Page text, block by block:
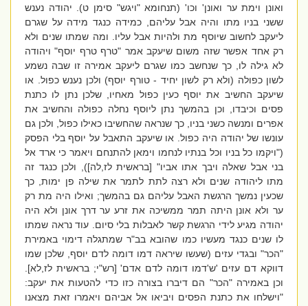
ואונן וימת ער ואונן' וכו' (תנחומא "ויגש" סימן ט). יהודה נענש
ששני בניו מתו והיה אבל עליהם, כמידה כנגד מידה על שגרם
ליעקב לחשוב שיוסף מת ולהיות אבל עליו. ומה שמתו שנים ולא
רק אחד אפשר שזה משום שיעקב אמר "טרף טרף יוסף" ויהודה
לא גילה לו, כך שנחשב כמו שגרם ליעקב אמירה זו שבה נשמע
לשון כפולה (ולא רק לשון יחיד - טורף יוסף) ולכן נענש כפול. או
שיעקב החשיב את יוסף כעין כפול מאחיו, שלכן נתן לו כתנת
פסים וכיבדו, וכן בהמשך נתן ליוסף נחלה כפולה והחשיב את
אפרים ומנשה כשני בניו, כך שנראה שהחשיבו כאילו כפול, ולכן גם
עונשו של יהודה היה כפול. או שיעקב התאבל על יוסף בלי הפסק
("ויקמו כל בניו וכל בנתיו לנחמו וימאן להתנחם ויאמר כי ארד אל
בני אבל שאלה ויבך אתו אביו" [בראשית לז,לה]), ולכן כנגד זה
מתו ליהודה שנים ולא רצה לתת לתמר את שילה פן ימות, כך
שכעין נמשך הרגשת האבל עליהם גם בהמשך; ואילו היה מת רק
ער ולא אונן היתה תמר ממשיכה את זרע ער דרך אונן ולא היה
יהודה מגיע לידי הרגשת קשר לאבלות בלי סיום. עוד נראה שמתו
לו שנים כנגד מעשיו כמו שהובא בב"ר שמתגלה דימוי באמירת
"הכר" ובגדי עזים (שעשו שיראה דמו דומה לדם יוסף, שלכן שמו
דווקא דם עזים 'ש'דמו דומה לדם אדם' [רש"י; בראשית לז,לא].
וכן באמירה "הכר" הם דיברו בצורה כזו כדי להטעות את יעקב:
"וישלחו את כתנת הפסים ויביאו אל אביהם ויאמרו זאת מצאנו